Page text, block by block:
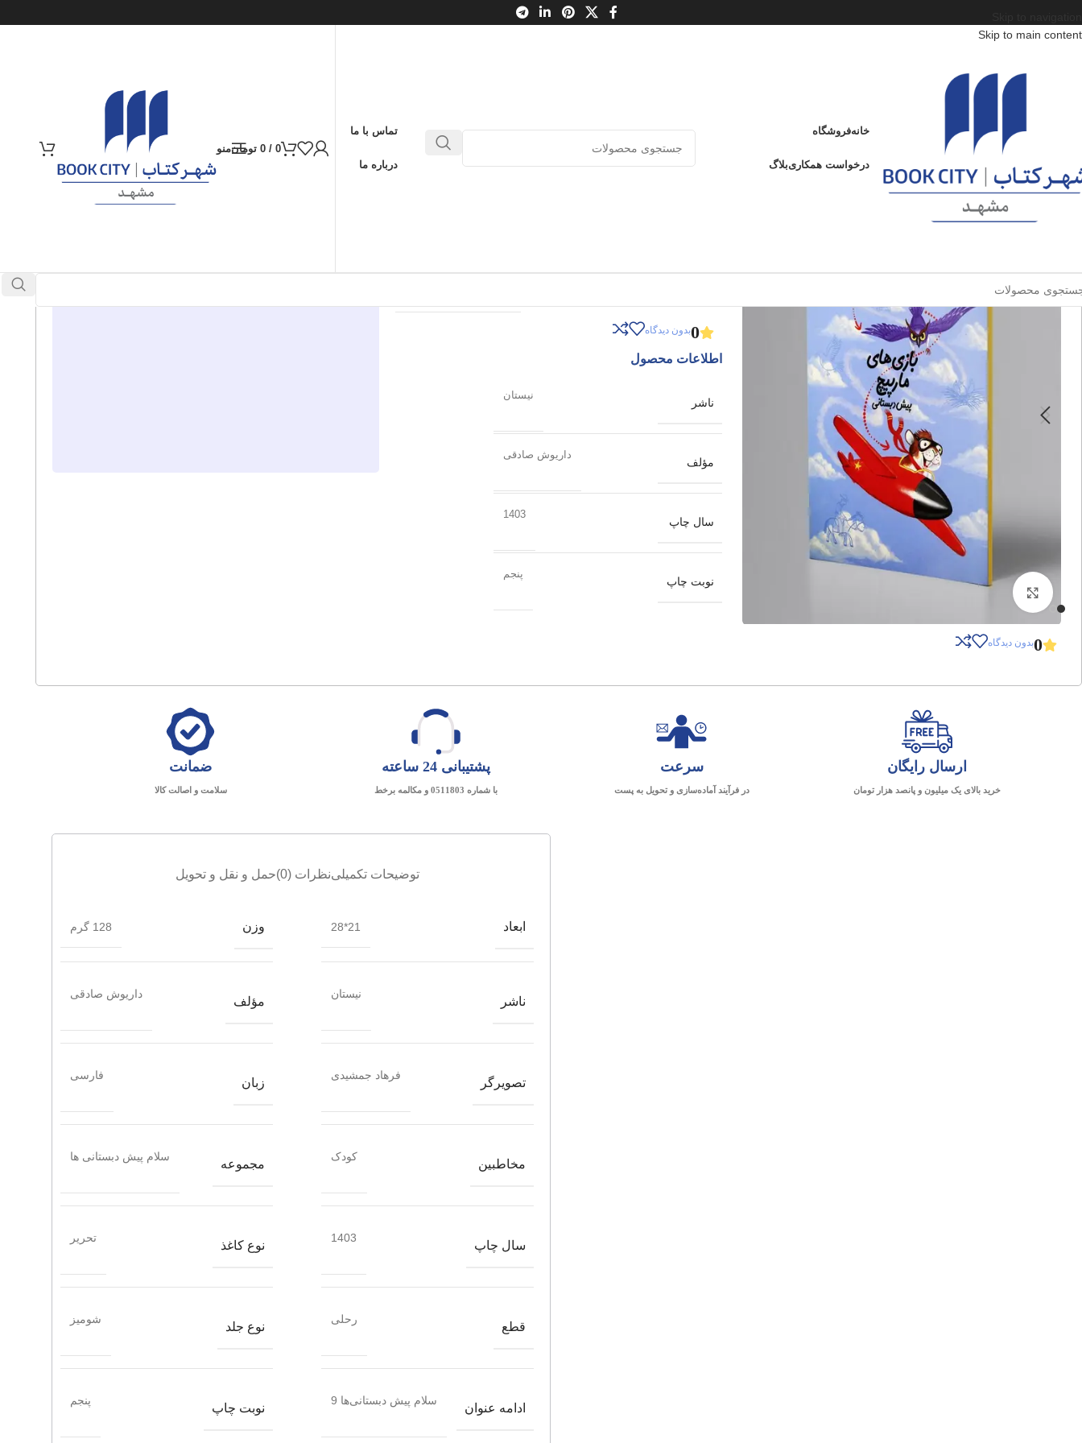
Skip to main content
خانهفروشگاه
درخواست همکاریبلاگ
تماس با ما
درباره ما
0
/
0 تومانمنو
محصولات / کتاب کودک و نوجوان
سلام پیش دبستانی‌ها 9
برای بزرگنمایی کلیک کنید
0بدون دیدگاه
سلام پیش دبستانی‌ها 9
0بدون دیدگاه
اطلاعات محصول
ناشر
نیستان
مؤلف
داریوش صادقی
سال چاپ
1403
نوبت چاپ
پنجم
ارسال رایگان
خرید بالای یک میلیون و پانصد هزار تومان
سرعت
در فرآیند آماده‌سازی و تحویل به پست
پشتیبانی 24 ساعته
با شماره 0511803 و مکالمه برخط
ضمانت
سلامت و اصالت کالا
توضیحات تکمیلینظرات (0) حمل و نقل و تحویل
ابعاد 21*28 وزن 128 گرم
ناشر
نیستان
مؤلف
داریوش صادقی
تصویرگر
فرهاد جمشیدی
زبان
فارسی
مخاطبین
کودک
مجموعه
سلام پیش دبستانی ها
سال چاپ
1403
نوع کاغذ
تحریر
قطع
رحلی
نوع جلد
شومیز
ادامه عنوان
سلام پیش دبستانی‌ها 9
نوبت چاپ
پنجم